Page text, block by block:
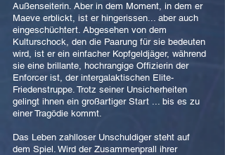
Außenseiterin. Aber in dem Moment, in dem er
Maeve erblickt, ist er hingerissen... aber auch
eingeschüchtert. Abgesehen von dem
Kulturschock, den die Paarung für sie bedeuten
wird, ist er ein einfacher Kopfgeldjäger, während
sie eine brillante, hochrangige Offizierin der
Enforcer ist, der intergalaktischen Elite-
Friedenstruppe. Trotz seiner Unsicherheiten
gelingt ihnen ein großartiger Start ... bis es zu
einer Tragödie kommt.
Das Leben zahlloser Unschuldiger steht auf
dem Spiel. Wird der Zusammenprall ihrer